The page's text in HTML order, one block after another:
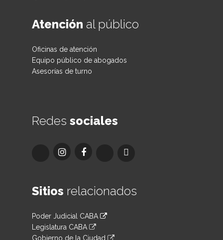
Atención al público
Oficinas de atención
Equipo público de abogados
Asesorías de turno
Redes sociales
Sitios relacionados
Poder Judicial CABA
Legislatura CABA
Gobierno de la Ciudad